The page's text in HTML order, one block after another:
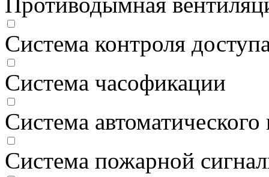
Система контроля
Система часофикации
Система
Система пожарной